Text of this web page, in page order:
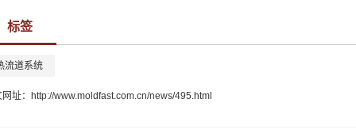
标签
流道系统
址： http://www.moldfast.com.cn/news/495.html